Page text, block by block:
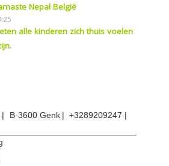
Nepal België
alle kinderen zich thuis voelen
B-3600 Genk
+3289209247